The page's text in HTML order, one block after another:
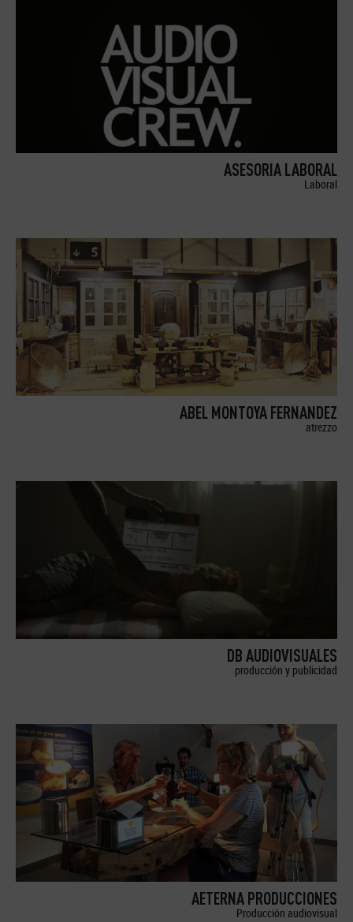
ASESORIA LABORAL
Laboral
ABEL MONTOYA FERNANDEZ
atrezzo
DB AUDIOVISUALES
producción y publicidad
AETERNA PRODUCCIONES
Producción audiovisual